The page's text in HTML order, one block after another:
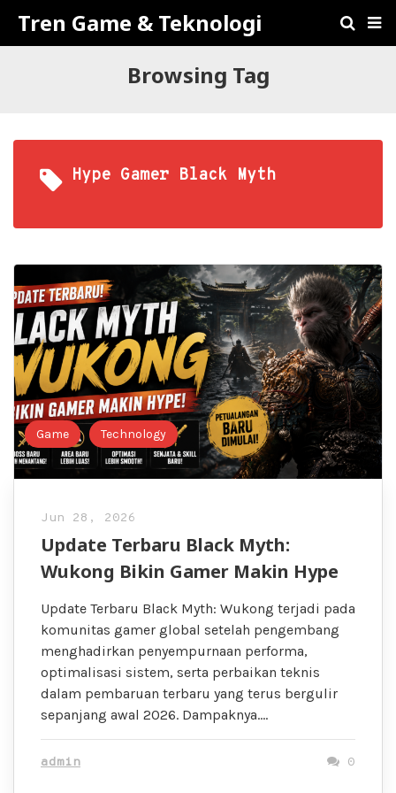
Tren Game & Teknologi
Browsing Tag
Hype Gamer Black Myth
Game Technology
Jun 28, 2026
Update Terbaru Black Myth:
Wukong Bikin Gamer Makin Hype
Update Terbaru Black Myth: Wukong terjadi pada
komunitas gamer global setelah pengembang
menghadirkan penyempurnaan performa,
optimalisasi sistem, serta perbaikan teknis
dalam pembaruan terbaru yang terus bergulir
sepanjang awal 2026. Dampaknya….
admin 0